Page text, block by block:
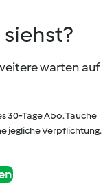
warten auf
30-Tage Abo. Tauche
jegliche Verpflichtung.